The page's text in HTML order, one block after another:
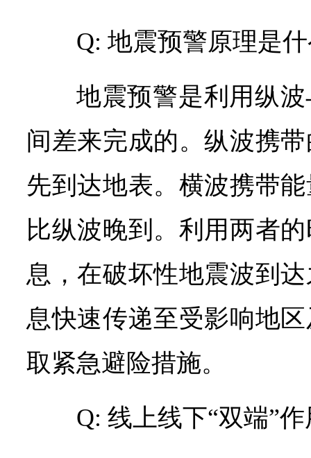
Q: 地震预警原理是
地震预警是利用纵
间差来完成的。纵波携
先到达地表。横波携带
比纵波晚到。利用两者
息，在破坏性地震波到
息快速传递至受影响地
取紧急避险措施。
Q: 线上线下“双端”